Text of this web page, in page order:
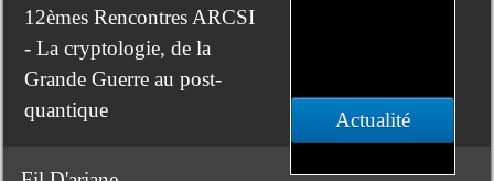
Actualité
12èmes Rencontres ARCSI
- La cryptologie, de la
Grande Guerre au post-
quantique